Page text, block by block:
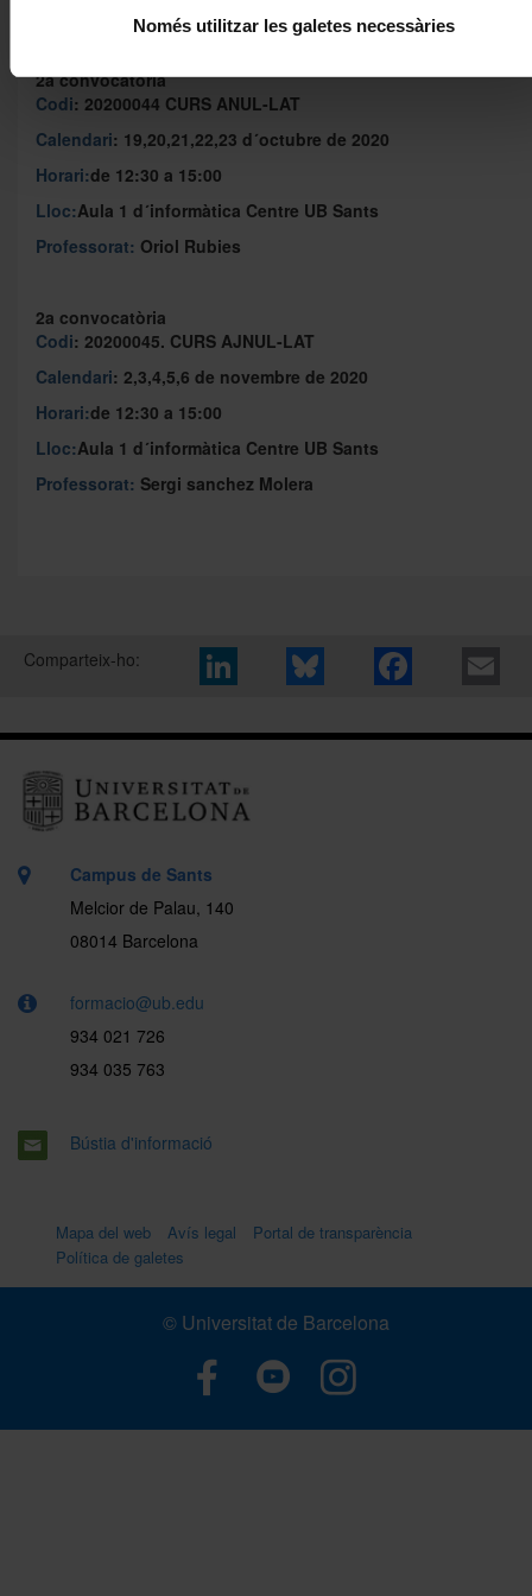
Només utilitzar les galetes necessàries
2a convocatòria
Codi: 20200044 CURS ANUL-LAT
Calendari: 19,20,21,22,23 d´octubre de 2020
Horari:de 12:30 a 15:00
Lloc:Aula 1 d´informàtica Centre UB Sants
Professorat: Oriol Rubies
2a convocatòria
Codi: 20200045. CURS AJNUL-LAT
Calendari: 2,3,4,5,6 de novembre de 2020
Horari:de 12:30 a 15:00
Lloc:Aula 1 d´informàtica Centre UB Sants
Professorat: Sergi sanchez Molera
Comparteix-ho:
Campus de Sants
Melcior de Palau, 140
08014 Barcelona
formacio@ub.edu
934 021 726
934 035 763
Bústia d'informació
Mapa del web Avís legal
Portal de transparència
Política de galetes
© Universitat de Barcelona